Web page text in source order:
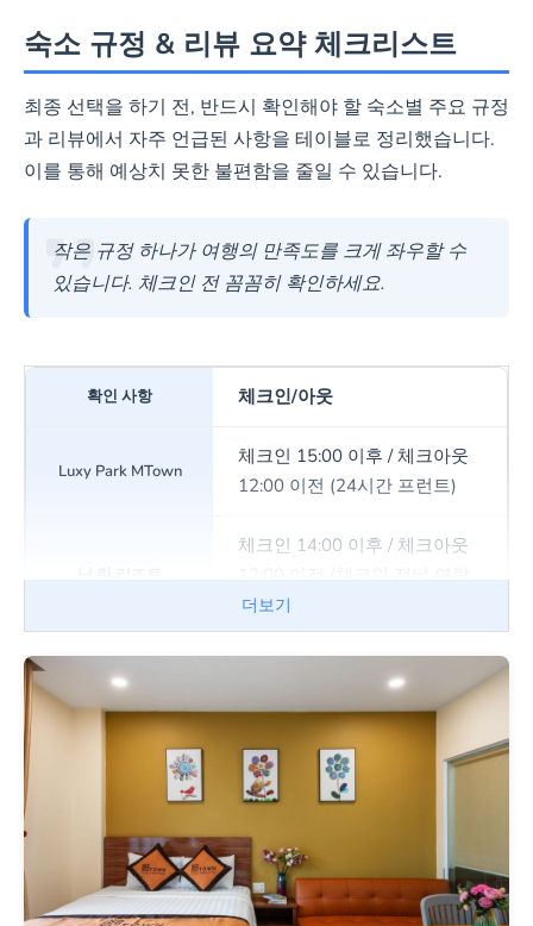
숙소 규정 & 리뷰 요약 체크리스트
최종 선택을 하기 전, 반드시 확인해야 할 숙소별 주요 규정
과 리뷰에서 자주 언급된 사항을 테이블로 정리했습니다.
이를 통해 예상치 못한 불편함을 줄일 수 있습니다.
작은 규정 하나가 여행의 만족도를 크게 좌우할 수
있습니다. 체크인 전 꼼꼼히 확인하세요.
체크인/아웃
체크인 15:00 이후 / 체크아웃
12:00 이전 (24시간 프런트)
체크인 14:00 이후 / 체크아웃
필수)
어린이 투숙 불가. 모든 객실 침
대 추가 불가.
어린이 제한 없음. 단, 유아용 침
대 및 추가 침대 불가.
더보기